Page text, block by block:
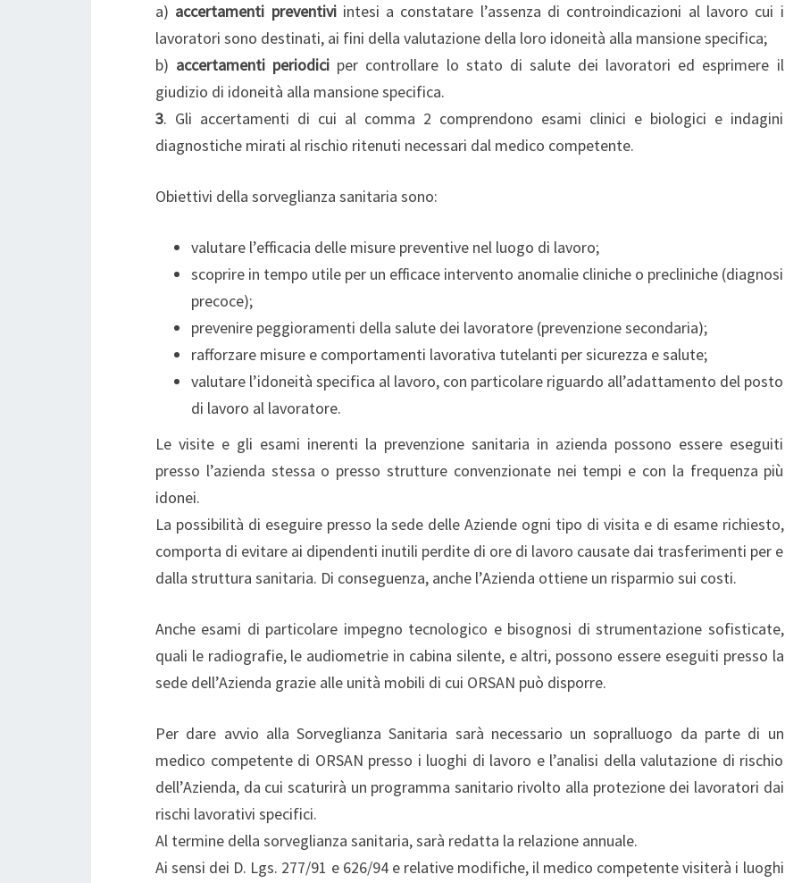
a) accertamenti preventiviintesi a constatare l’assenza di controindicazioni al lavoro cui i
lavoratori sono destinati, ai fini della valutazione della loro idoneità alla mansione specifica;
b) accertamenti periodici per controllare lo stato di salute dei lavoratori ed esprimere il
giudizio di idoneità alla mansione specifica.
3. Gli accertamenti di cui al comma 2 comprendono esami clinici e biologici e indagini
diagnostiche mirati al rischio ritenuti necessari dal medico competente.
Obiettivi della sorveglianza sanitaria sono:
valutare l’efficacia delle misure preventive nel luogo di lavoro;
scoprire in tempo utile per un efficace intervento anomalie cliniche o precliniche (diagnosi
precoce);
prevenire peggioramenti della salute dei lavoratore (prevenzione secondaria);
rafforzare misure e comportamenti lavorativa tutelanti per sicurezza e salute;
valutare l’idoneità specifica al lavoro, con particolare riguardo all’adattamento del posto
di lavoro al lavoratore.
Le visite e gli esami inerenti la prevenzione sanitaria in azienda possono essere eseguiti
presso l’azienda stessa o presso strutture convenzionate nei tempi e con la frequenza più
idonei.
La possibilità di eseguire presso la sede delle Aziende ogni tipo di visita e di esame richiesto,
comporta di evitare ai dipendenti inutili perdite di ore di lavoro causate dai trasferimenti per e
dalla struttura sanitaria. Di conseguenza, anche l’Azienda ottiene un risparmio sui costi.
Anche esami di particolare impegno tecnologico e bisognosi di strumentazione sofisticate,
quali le radiografie, le audiometrie in cabina silente, e altri, possono essere eseguiti presso la
sede dell’Azienda grazie alle unità mobili di cui ORSAN può disporre.
Per dare avvio alla Sorveglianza Sanitaria sarà necessario un sopralluogo da parte di un
medico competente di ORSAN presso i luoghi di lavoro e l’analisi della valutazione di rischio
dell’Azienda, da cui scaturirà un programma sanitario rivolto alla protezione dei lavoratori dai
rischi lavorativi specifici.
Al termine della sorveglianza sanitaria, sarà redatta la relazione annuale.
Ai sensi dei D. Lgs. 277/91 e 626/94 e relative modifiche, il medico competente visiterà i luoghi